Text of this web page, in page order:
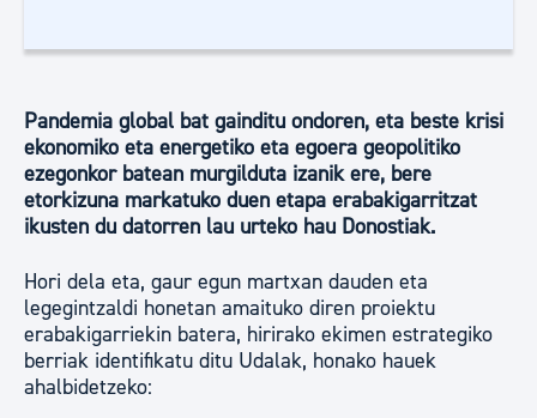
Pandemia global bat gainditu ondoren, eta beste krisi
ekonomiko eta energetiko eta egoera geopolitiko
ezegonkor batean murgilduta izanik ere, bere
etorkizuna markatuko duen etapa erabakigarritzat
ikusten du datorren lau urteko hau Donostiak.
Hori dela eta, gaur egun martxan dauden eta
legegintzaldi honetan amaituko diren proiektu
erabakigarriekin batera, hirirako ekimen estrategiko
berriak identifikatu ditu Udalak, honako hauek
ahalbidetzeko: